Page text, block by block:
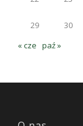
29
30
« cze paź »